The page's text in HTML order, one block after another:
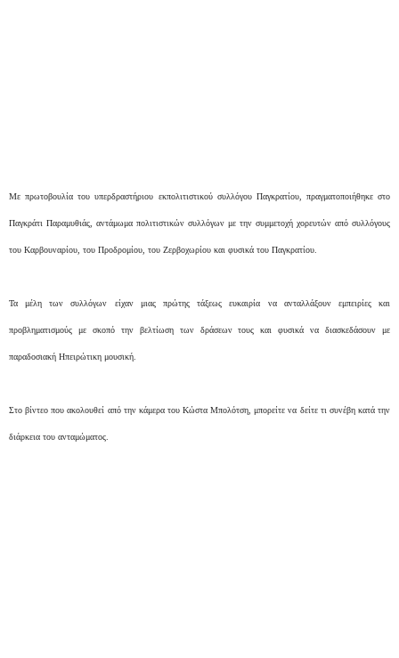
Με πρωτοβουλία του υπερδραστήριου εκπολιτιστικού συλλόγου Παγκρατίου, πραγματοποιήθηκε στο
Παγκράτι Παραμυθιάς, αντάμωμα πολιτιστικών συλλόγων με την συμμετοχή χορευτών από συλλόγους
του Καρβουναρίου, του Προδρομίου, του Ζερβοχωρίου και φυσικά του Παγκρατίου.
Τα μέλη των συλλόγων είχαν μιας πρώτης τάξεως ευκαιρία να ανταλλάξουν εμπειρίες και
προβληματισμούς με σκοπό την βελτίωση των δράσεων τους και φυσικά να διασκεδάσουν με
παραδοσιακή Ηπειρώτικη μουσική.
Στο βίντεο που ακολουθεί από την κάμερα του Κώστα Μπολότση, μπορείτε να δείτε τι συνέβη κατά την
διάρκεια του ανταμώματος.